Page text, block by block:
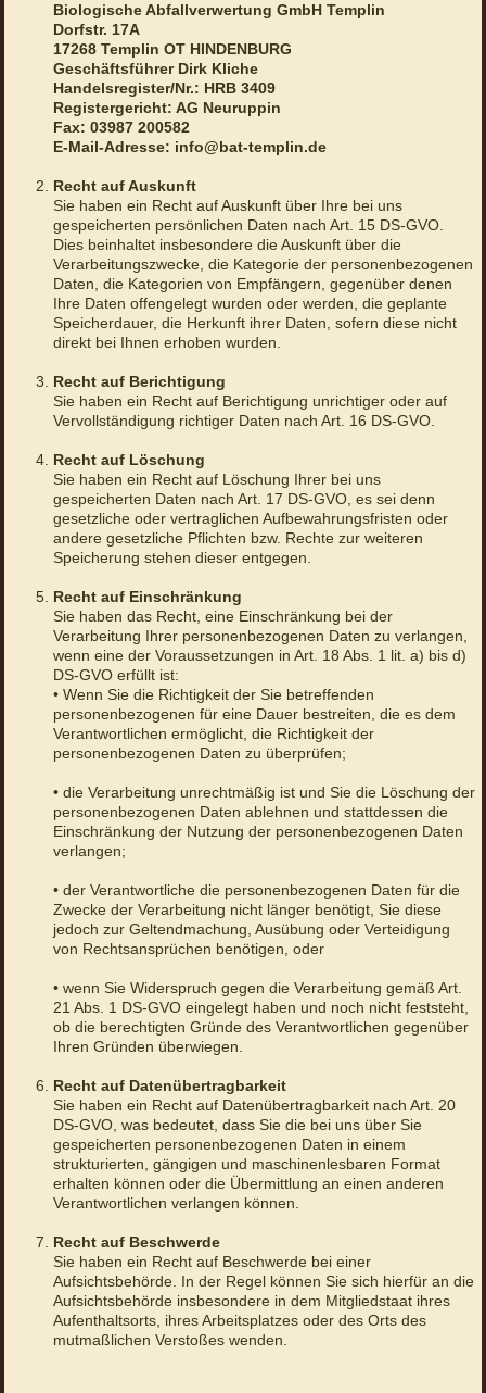
Biologische Abfallverwertung GmbH Templin
Dorfstr. 17A
17268 Templin OT HINDENBURG
Geschäftsführer Dirk Kliche
Handelsregister/Nr.: HRB 3409
Registergericht: AG Neuruppin
Fax: 03987 200582
E-Mail-Adresse: info@bat-templin.de
Recht auf Auskunft
Sie haben ein Recht auf Auskunft über Ihre bei uns
gespeicherten persönlichen Daten nach Art. 15 DS-GVO.
Dies beinhaltet insbesondere die Auskunft über die
Verarbeitungszwecke, die Kategorie der personenbezogenen
Daten, die Kategorien von Empfängern, gegenüber denen
Ihre Daten offengelegt wurden oder werden, die geplante
Speicherdauer, die Herkunft ihrer Daten, sofern diese nicht
direkt bei Ihnen erhoben wurden.
Recht auf Berichtigung
Sie haben ein Recht auf Berichtigung unrichtiger oder auf
Vervollständigung richtiger Daten nach Art. 16 DS-GVO.
Recht auf Löschung
Sie haben ein Recht auf Löschung Ihrer bei uns
gespeicherten Daten nach Art. 17 DS-GVO, es sei denn
gesetzliche oder vertraglichen Aufbewahrungsfristen oder
andere gesetzliche Pflichten bzw. Rechte zur weiteren
Speicherung stehen dieser entgegen.
Recht auf Einschränkung
Sie haben das Recht, eine Einschränkung bei der
Verarbeitung Ihrer personenbezogenen Daten zu verlangen,
wenn eine der Voraussetzungen in Art. 18 Abs. 1 lit. a) bis d)
DS-GVO erfüllt ist:
• Wenn Sie die Richtigkeit der Sie betreffenden
personenbezogenen für eine Dauer bestreiten, die es dem
Verantwortlichen ermöglicht, die Richtigkeit der
personenbezogenen Daten zu überprüfen;
• die Verarbeitung unrechtmäßig ist und Sie die Löschung der
personenbezogenen Daten ablehnen und stattdessen die
Einschränkung der Nutzung der personenbezogenen Daten
verlangen;
• der Verantwortliche die personenbezogenen Daten für die
Zwecke der Verarbeitung nicht länger benötigt, Sie diese
jedoch zur Geltendmachung, Ausübung oder Verteidigung
von Rechtsansprüchen benötigen, oder
• wenn Sie Widerspruch gegen die Verarbeitung gemäß Art.
21 Abs. 1 DS-GVO eingelegt haben und noch nicht feststeht,
ob die berechtigten Gründe des Verantwortlichen gegenüber
Ihren Gründen überwiegen.
Recht auf Datenübertragbarkeit
Sie haben ein Recht auf Datenübertragbarkeit nach Art. 20
DS-GVO, was bedeutet, dass Sie die bei uns über Sie
gespeicherten personenbezogenen Daten in einem
strukturierten, gängigen und maschinenlesbaren Format
erhalten können oder die Übermittlung an einen anderen
Verantwortlichen verlangen können.
Recht auf Beschwerde
Sie haben ein Recht auf Beschwerde bei einer
Aufsichtsbehörde. In der Regel können Sie sich hierfür an die
Aufsichtsbehörde insbesondere in dem Mitgliedstaat ihres
Aufenthaltsorts, ihres Arbeitsplatzes oder des Orts des
mutmaßlichen Verstoßes wenden.